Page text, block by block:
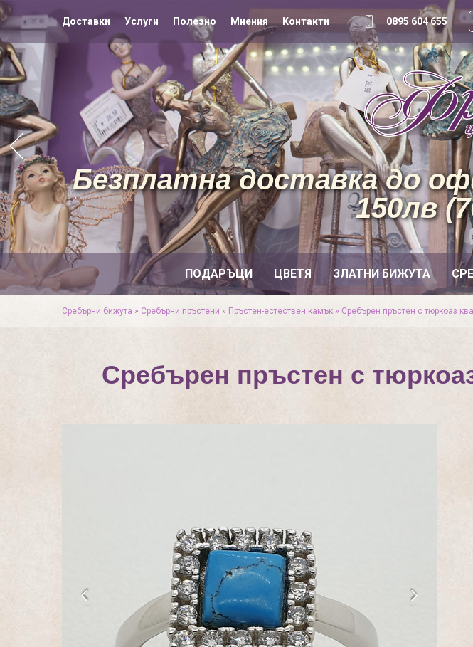
Доставки Услуги Полезно Мнения Контакти 0895 604 655
ПОДАРЪЦИ ЦВЕТЯ ЗЛАТНИ БИЖУТА
Безплатна доставка до
150лв
Сребърни бижута » Сребърни пръстени » Пръстен-естествен камък » Сребърен пръстен с тюркоаз
Сребърен пръстен с